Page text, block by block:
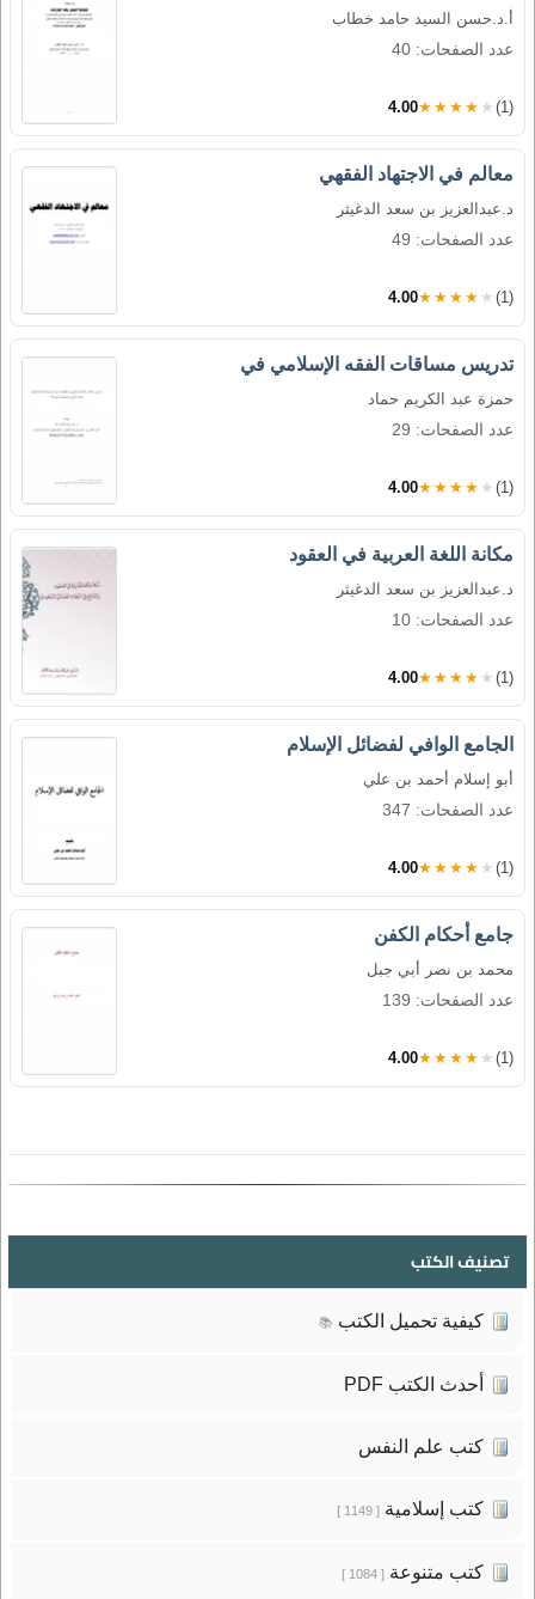
أ.د.حسن السيد حامد خطاب
عدد الصفحات: 40
4.00★★★★★ (1)
معالم في الاجتهاد الفقهي
د.عبدالعزيز بن سعد الدغيثر
عدد الصفحات: 49
4.00★★★★★ (1)
تدريس مساقات الفقه الإسلامي في
حمزة عبد الكريم حماد
عدد الصفحات: 29
4.00★★★★★ (1)
مكانة اللغة العربية في العقود
د.عبدالعزيز بن سعد الدغيثر
عدد الصفحات: 10
4.00★★★★★ (1)
الجامع الوافي لفضائل الإسلام
أبو إسلام أحمد بن علي
عدد الصفحات: 347
4.00★★★★★ (1)
جامع أحكام الكفن
محمد بن نصر أبي جبل
عدد الصفحات: 139
4.00★★★★★ (1)
تصنيف الكتب
كيفية تحميل الكتب 📚
أحدث الكتب PDF
كتب علم النفس
كتب إسلامية[ 1149 ]
كتب متنوعة[ 1084 ]